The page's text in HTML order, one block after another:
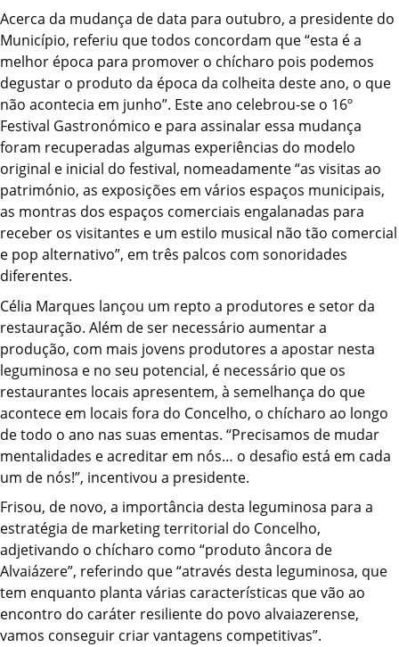
Acerca da mudança de data para outubro, a presidente do
Município, referiu que todos concordam que “esta é a
melhor época para promover o chícharo pois podemos
degustar o produto da época da colheita deste ano, o que
não acontecia em junho”. Este ano celebrou-se o 16º
Festival Gastronómico e para assinalar essa mudança
foram recuperadas algumas experiências do modelo
original e inicial do festival, nomeadamente “as visitas ao
património, as exposições em vários espaços municipais,
as montras dos espaços comerciais engalanadas para
receber os visitantes e um estilo musical não tão comercial
e pop alternativo”, em três palcos com sonoridades
diferentes.
Célia Marques lançou um repto a produtores e setor da
restauração. Além de ser necessário aumentar a
produção, com mais jovens produtores a apostar nesta
leguminosa e no seu potencial, é necessário que os
restaurantes locais apresentem, à semelhança do que
acontece em locais fora do Concelho, o chícharo ao longo
de todo o ano nas suas ementas. “Precisamos de mudar
mentalidades e acreditar em nós… o desafio está em cada
um de nós!”, incentivou a presidente.
Frisou, de novo, a importância desta leguminosa para a
estratégia de marketing territorial do Concelho,
adjetivando o chícharo como “produto âncora de
Alvaiázere”, referindo que “através desta leguminosa, que
tem enquanto planta várias características que vão ao
encontro do caráter resiliente do povo alvaiazerense,
vamos conseguir criar vantagens competitivas”.